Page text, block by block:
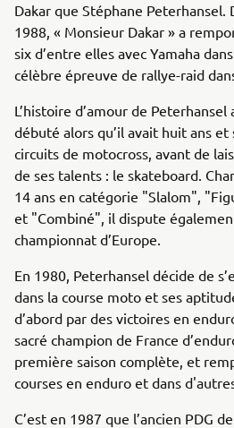
Dakar que Stéphane Peterhansel.
1988, « Monsieur Dakar » a
six d’entre elles avec Yamaha
célèbre épreuve de rallye-raid
L’histoire d’amour de
débuté alors qu’il avait huit ans et
circuits de motocross, avant de
de ses talents : le skateboard.
14 ans en catégorie "Slalom",
et "Combiné", il dispute
championnat d’Europe.
En 1980, Peterhansel décide de
dans la course moto et ses
d’abord par des victoires en
sacré champion de France
première saison complète, et
courses en enduro et dans
C’est en 1987 que l’ancien PDG